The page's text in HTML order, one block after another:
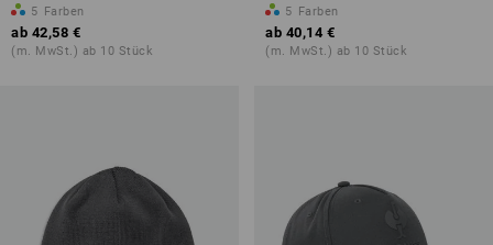
5 Farben
ab 42,58 €
(m. MwSt.) ab 10 Stück
5 Farben
ab 40,14 €
(m. MwSt.) ab 10 Stück